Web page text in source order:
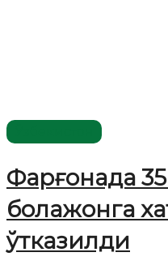
Фарғонада
болажонга
ўтказилди